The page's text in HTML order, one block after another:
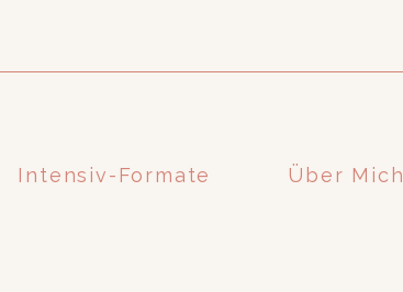
Intensiv-Formate Über Mich